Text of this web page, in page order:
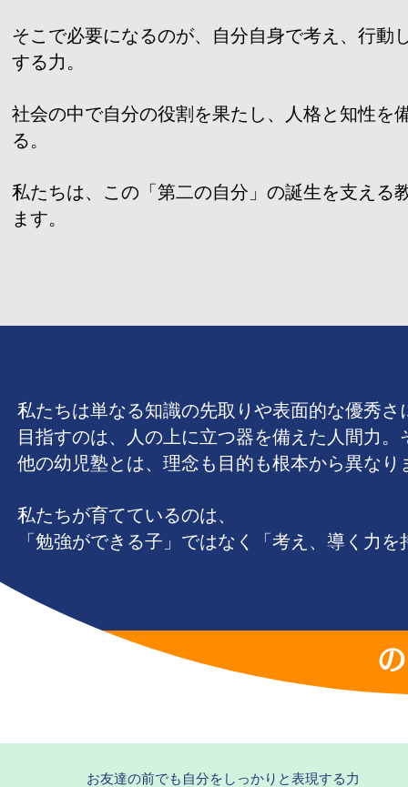
そこで必要になるのが、自分自身で考え、行動
する力。
社会の中で自分の役割を果たし、人格と知性を
る。
私たちは、この「第二の自分」の誕生を支える
ます。
私たちは単なる知識の先取りや表面的な優秀
目指すのは、人の上に立つ器を備えた人間力
他の幼児塾とは、理念も目的も根本から異なり
私たちが育てているのは、
「勉強ができる子」ではなく「考え、導く力
お友達の前でも自分をしっかりと表現する力​